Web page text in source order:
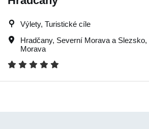
Výlety, Turistické cíle
Hradčany, Severní Morava a Slezsko,
Morava